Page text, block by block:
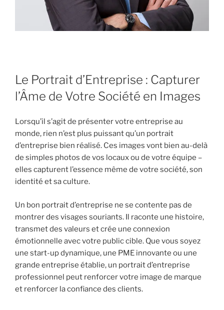
Le Portrait d’Entreprise : Capturer
l’Âme de Votre Société en Images
Lorsqu’il s’agit de présenter votre entreprise au
monde, rien n’est plus puissant qu’un portrait
d’entreprise bien réalisé. Ces images vont bien au-delà
de simples photos de vos locaux ou de votre équipe –
elles capturent l’essence même de votre société, son
identité et sa culture.
Un bon portrait d’entreprise ne se contente pas de
montrer des visages souriants. Il raconte une histoire,
transmet des valeurs et crée une connexion
émotionnelle avec votre public cible. Que vous soyez
une start-up dynamique, une PME innovante ou une
grande entreprise établie, un portrait d’entreprise
professionnel peut renforcer votre image de marque
et renforcer la confiance des clients.